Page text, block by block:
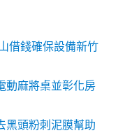
借錢確保設備新竹
動麻將桌並彰化房
黑頭粉刺泥膜幫助